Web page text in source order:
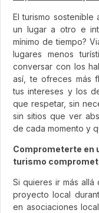
El turismo sostenible
un lugar a otro e
mínimo de tiempo?
lugares menos
conversar con los
así, te ofreces más
tus intereses y los
que respetar, sin
sin sitios que ver
de cada momento y
Comprometerte en
turismo
Si quieres ir más
proyecto local
en asociaciones